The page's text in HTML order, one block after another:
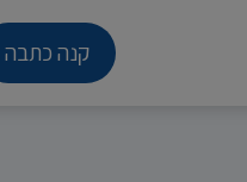
קנה כתבה